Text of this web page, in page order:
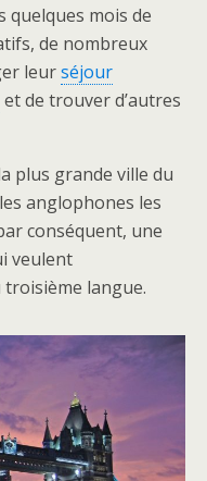
quelques mois de
de nombreux
leurséjour
et de trouver d’autres
plus grande ville du
anglophones les
conséquent, une
veulent
langue.